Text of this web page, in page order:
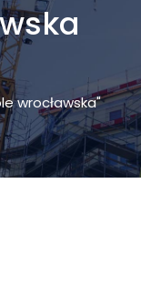
wrocławska"